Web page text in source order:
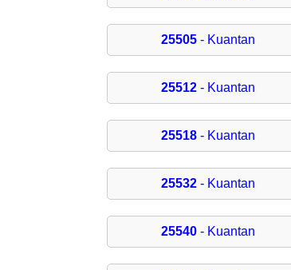
25505 - Kuantan
25512 - Kuantan
25518 - Kuantan
25532 - Kuantan
25540 - Kuantan